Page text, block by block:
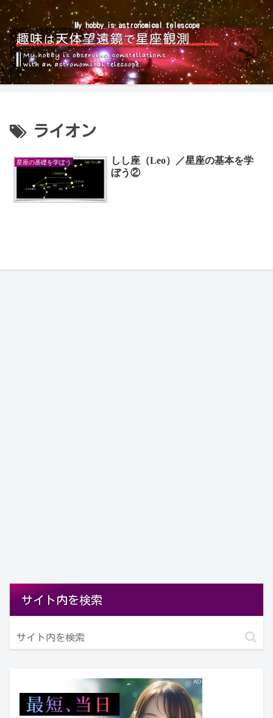
My hobby is astronomical telescope
ライオン
星座の基礎を学ぼう
しし座（Leo）／星座の基本を学
ぼう②
サイト内を検索